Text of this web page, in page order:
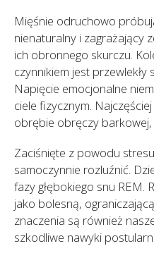
Mięśnie odruchowo
nienaturalny i zagrażający
ich obronnego skurczu.
czynnikiem jest przewlekły
Napięcie emocjonalne
ciele fizycznym.
obrębie obręczy barkowej,
Zaciśnięte z powodu
samoczynnie rozluźnić.
fazy głębokiego snu REM.
jako bolesną,
znaczenia są również
szkodliwe nawyki